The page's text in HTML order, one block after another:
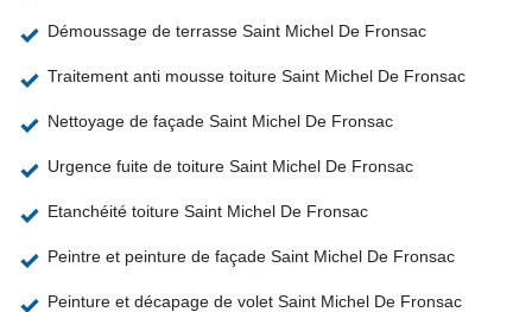
Démoussage de terrasse Saint Michel De Fronsac
Traitement anti mousse toiture Saint Michel De Fronsac
Nettoyage de façade Saint Michel De Fronsac
Urgence fuite de toiture Saint Michel De Fronsac
Etanchéité toiture Saint Michel De Fronsac
Peintre et peinture de façade Saint Michel De Fronsac
Peinture et décapage de volet Saint Michel De Fronsac